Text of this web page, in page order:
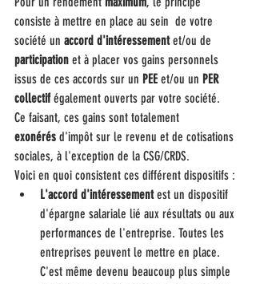
consiste à mettre en place au sein  de votre
société un accord d'intéressement et/ou de
participation et à placer vos gains personnels
issus de ces accords sur un PEE et/ou un PER
collectif également ouverts par votre société.
Ce faisant, ces gains sont totalement
exonérés d'impôt sur le revenu et de cotisations
sociales, à l'exception de la CSG/CRDS.
Voici en quoi consistent ces différent dispositifs :
L'accord d'intéressement est un dispositif
d'épargne salariale lié aux résultats ou aux
performances de l'entreprise. Toutes les
entreprises peuvent le mettre en place.
C'est même devenu beaucoup plus simple